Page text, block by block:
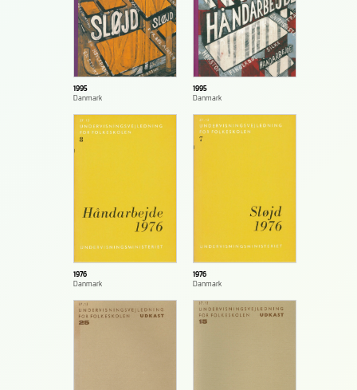
1995
Danmark
1995
Danmark
1976
Danmark
1976
Danmark